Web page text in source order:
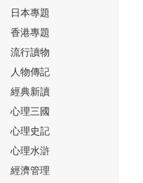
⑭
日本專題
香港專題
流行讀物
人物傳記
經典新讀
心理三國
心理史記
心理水滸
經濟管理